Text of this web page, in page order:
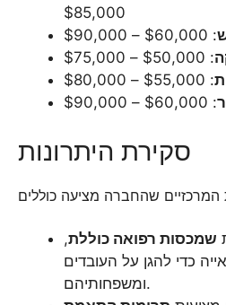
$85,000
: $60,000 – $90,000
: $50,000 – $75,000
: $55,000 – $80,000
: $60,000 – $90,000
סקירת היתרונות
שמכסות רפואה כוללת,
כדי להגן על העובדים
ומשפחותיהם.